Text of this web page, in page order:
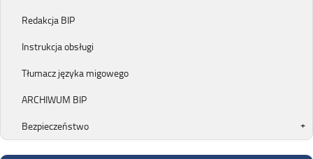
Redakcja BIP
Instrukcja obsługi
Tłumacz języka migowego
ARCHIWUM BIP
Bezpieczeństwo